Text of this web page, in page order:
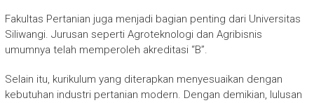
Fakultas Pertanian juga menjadi bagian penting dari Universitas
Siliwangi. Jurusan seperti Agroteknologi dan Agribisnis
umumnya telah memperoleh akreditasi “B”.
Selain itu, kurikulum yang diterapkan menyesuaikan dengan
kebutuhan industri pertanian modern. Dengan demikian, lulusan